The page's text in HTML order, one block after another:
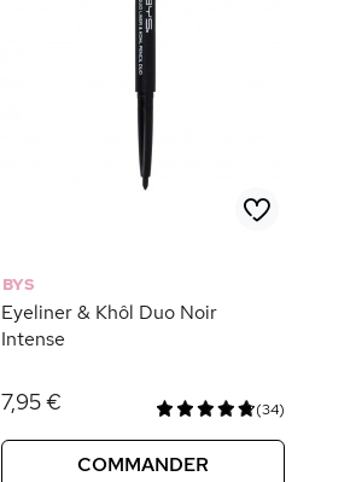
BYS
Eyeliner & Khôl Duo Noir
Intense
7,95 € (34)
COMMANDER